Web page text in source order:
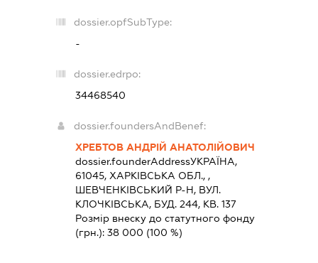
dossier.opfSubType:
-
dossier.edrpo:
34468540
dossier.foundersAndBenef:
ХРЕБТОВ АНДРІЙ АНАТОЛІЙОВИЧ
dossier.founderAddressУКРАЇНА,
61045, ХАРКIВСЬКА ОБЛ., ,
ШЕВЧЕНКIВСЬКИЙ Р-Н, ВУЛ.
КЛОЧКІВСЬКА, БУД. 244, КВ. 137
Розмір внеску до статутного фонду
(грн.): 38 000 (100 %)